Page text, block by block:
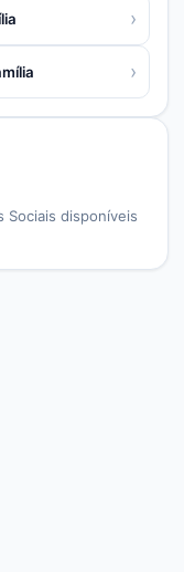
›
›
Sociais disponíveis